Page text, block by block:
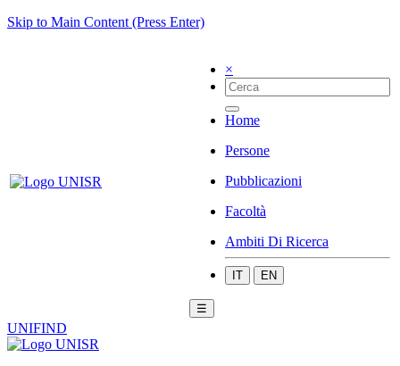
Skip to Main Content (Press Enter)
×
Home
Persone
Pubblicazioni
Facoltà
Ambiti Di Ricerca
IT EN
☰
UNIFIND